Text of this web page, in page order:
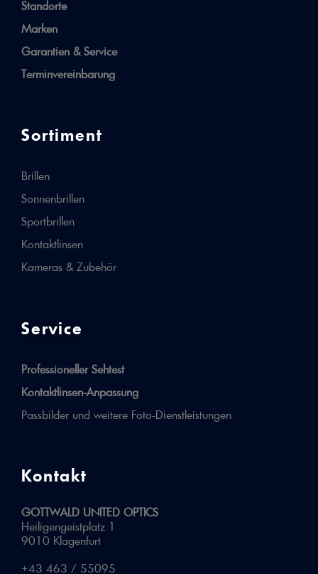
Standorte
Marken
Garantien & Service
Terminvereinbarung
Sortiment
Brillen
Sonnenbrillen
Sportbrillen
Kontaktlinsen
Kameras & Zubehör
Service
Professioneller Sehtest
Kontaktlinsen-Anpassung
Passbilder und weitere Foto-Dienstleistungen
Kontakt
GOTTWALD UNITED OPTICS
Heiligengeistplatz 1
9010 Klagenfurt
+43 463 / 55095